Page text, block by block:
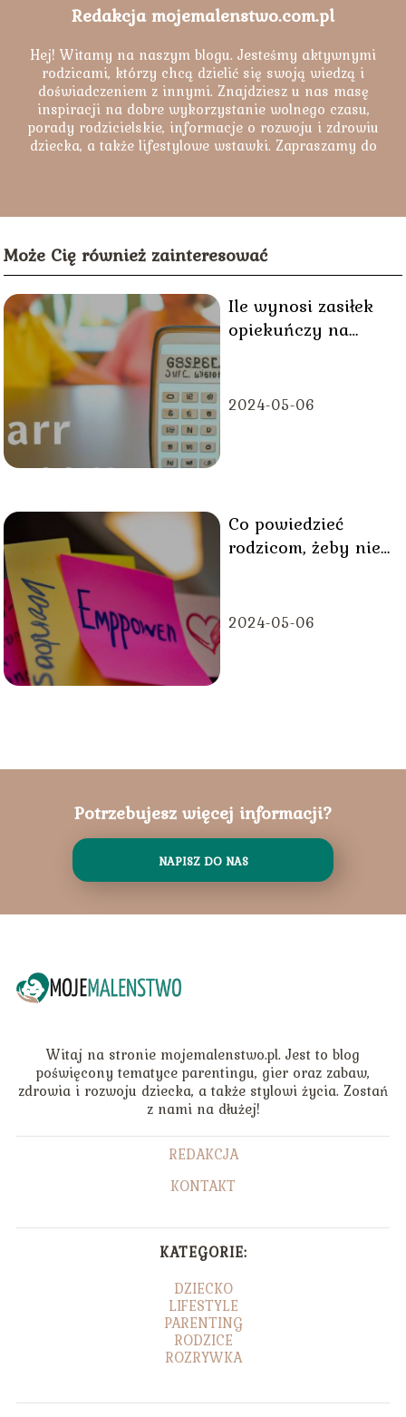
Redakcja mojemalenstwo.com.pl
Hej! Witamy na naszym blogu. Jesteśmy aktywnymi
rodzicami, którzy chcą dzielić się swoją wiedzą i
doświadczeniem z innymi. Znajdziesz u nas masę
inspiracji na dobre wykorzystanie wolnego czasu,
porady rodzicielskie, informacje o rozwoju i zdrowiu
dziecka, a także lifestylowe wstawki. Zapraszamy do
Może Cię również zainteresować
Ile wynosi zasiłek
opiekuńczy na
2024-05-06
Co powiedzieć
rodzicom, żeby nie
2024-05-06
Potrzebujesz więcej informacji?
NAPISZ DO NAS
Witaj na stronie mojemalenstwo.pl. Jest to blog
poświęcony tematyce parentingu, gier oraz zabaw,
zdrowia i rozwoju dziecka, a także stylowi życia. Zostań
z nami na dłużej!
REDAKCJA
KONTAKT
KATEGORIE:
DZIECKO
LIFESTYLE
PARENTING
RODZICE
ROZRYWKA